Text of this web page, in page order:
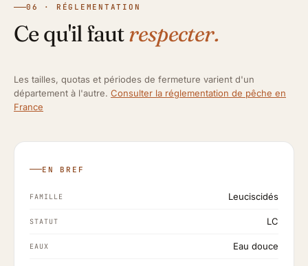
06 · RÉGLEMENTATION
Ce qu'il fautrespecter.
Les tailles, quotas et périodes de fermeture varient d'un
département à l'autre. Consulter la réglementation de pêche en
France
EN BREF
FAMILLE Leuciscidés
STATUT LC
EAUX Eau douce